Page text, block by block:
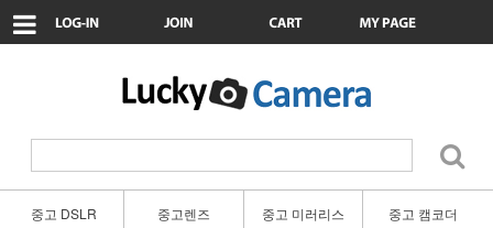
중고 DSLR 중고렌즈 중고 미러리스 중고 캠코더